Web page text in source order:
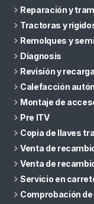
Reparación y
Tractoras y
Remolques y
Diagnosis
Revisión y
Calefacción
Montaje de
Pre ITV
Copia de llaves
Venta de
Venta de
Servicio en
Comprobación